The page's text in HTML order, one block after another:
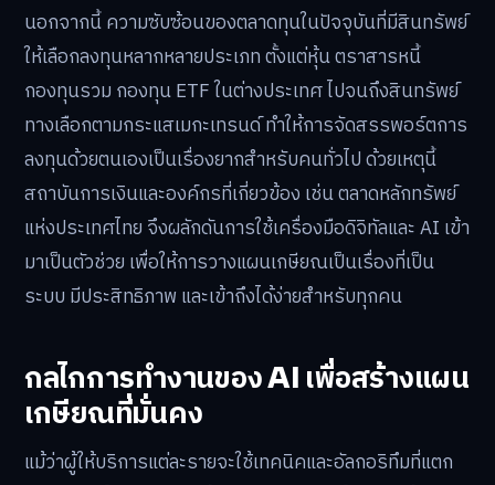
นอกจากนี้ ความซับซ้อนของตลาดทุนในปัจจุบันที่มีสินทรัพย์
ให้เลือกลงทุนหลากหลายประเภท ตั้งแต่หุ้น ตราสารหนี้
กองทุนรวม กองทุน ETF ในต่างประเทศ ไปจนถึงสินทรัพย์
ทางเลือกตามกระแสเมกะเทรนด์ ทำให้การจัดสรรพอร์ตการ
ลงทุนด้วยตนเองเป็นเรื่องยากสำหรับคนทั่วไป ด้วยเหตุนี้
สถาบันการเงินและองค์กรที่เกี่ยวข้อง เช่น ตลาดหลักทรัพย์
แห่งประเทศไทย จึงผลักดันการใช้เครื่องมือดิจิทัลและ AI เข้า
มาเป็นตัวช่วย เพื่อให้การวางแผนเกษียณเป็นเรื่องที่เป็น
ระบบ มีประสิทธิภาพ และเข้าถึงได้ง่ายสำหรับทุกคน
กลไกการทำงานของ AI เพื่อสร้างแผน
เกษียณที่มั่นคง
แม้ว่าผู้ให้บริการแต่ละรายจะใช้เทคนิคและอัลกอริทึมที่แตก